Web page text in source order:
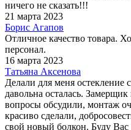
ничего не сказать!!!
21 марта 2023
Борис Агапов
Отличное качество товара.
персонал.
16 марта 2023
Татьяна Аксенова
Делали для меня остекление
давольна осталась. Замерщик
вопросы обсудили, монтаж
красиво сделали,
свой новый болкон. Буду Вас